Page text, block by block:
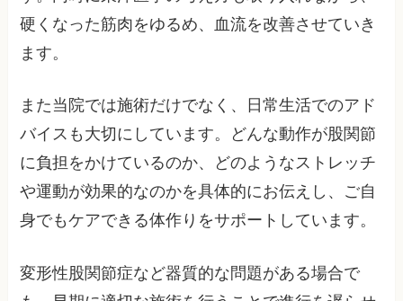
硬くなった筋肉をゆるめ、血流を改善させていき
ます。
また当院では施術だけでなく、日常生活でのアド
バイスも大切にしています。どんな動作が股関節
に負担をかけているのか、どのようなストレッチ
や運動が効果的なのかを具体的にお伝えし、ご自
身でもケアできる体作りをサポートしています。
変形性股関節症など器質的な問題がある場合で